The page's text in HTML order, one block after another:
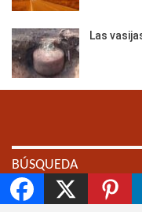
Las
BÚSQUEDA